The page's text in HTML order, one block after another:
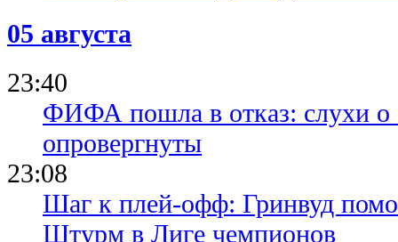
05 августа
23:40
ФИФА пошла в отказ: слухи
опровергнуты
23:08
Шаг к плей-офф: Гринвуд
Штурм в Лиге чемпионов